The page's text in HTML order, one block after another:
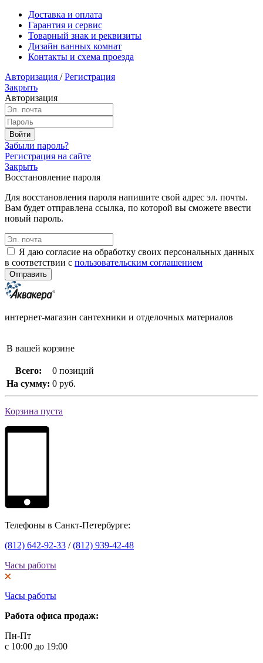
Доставка и оплата
Гарантия и сервис
Товарный знак и реквизиты
Дизайн ванных комнат
Контакты и схема проезда
Авторизация / Регистрация
Закрыть
Авторизация
Забыли пароль?
Регистрация на сайте
Закрыть
Восстановление пароля
Для восстановления пароля напишите свой адрес эл. почты.
Вам будет отправлена ссылка, по которой вы сможете ввести
новый пароль.
Я даю согласие на обработку своих персональных данных
в соответствии с пользовательским соглашением
интернет-магазин сантехники и отделочных материалов
В вашей корзине
Всего:
0 позиций
На сумму: 0 руб.
Корзина пуста
Телефоны в Санкт-Петербурге:
(812) 642-92-33 /(812) 939-42-48
Часы работы
Часы работы
Работа офиса продаж:
Пн-Пт
с 10:00 до 19:00